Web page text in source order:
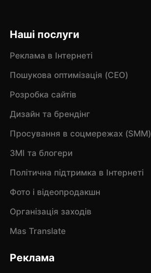
Наші послуги
Реклама в Інтернеті
Пошукова оптимізація (CEO)
Розробка сайтів
Дизайн та брендінг
Просування в соцмережах (SMM)
ЗМІ та блогери
Політична підтримка в Інтернеті
Фото і відеопродакшн
Організація заходів
Mas Translate
Реклама